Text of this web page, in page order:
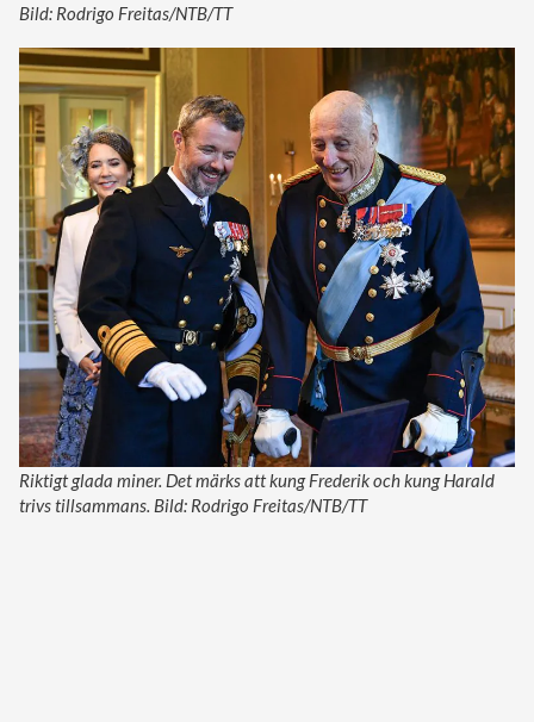
Bild: Rodrigo Freitas/NTB/TT
Riktigt glada miner. Det märks att kung Frederik och kung Harald
trivs tillsammans. Bild: Rodrigo Freitas/NTB/TT